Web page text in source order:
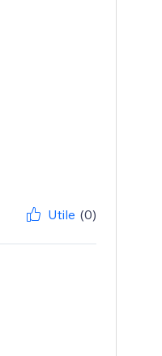
Utile (0)